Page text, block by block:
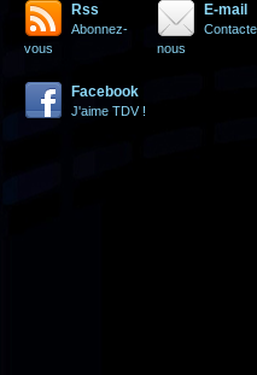
Rss
Abonnez-
vous
E-mail
nous
Facebook
J'aime TDV !